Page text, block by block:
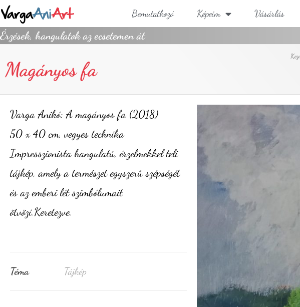
Bemutatkozó Képeim Vásárlás
Érzések, hangulatok az ecsetemen át
Magányos fa
Varga Anikó: A magányos fa (2018)
50 x 40 cm, vegyes technika
Impresszionista hangulatú, érzelmekkel teli
tájkép, amely a természet egyszerű szépségét
és az emberi lét szimbólumait
ötvözi.Keretezve.
Téma Tájkép